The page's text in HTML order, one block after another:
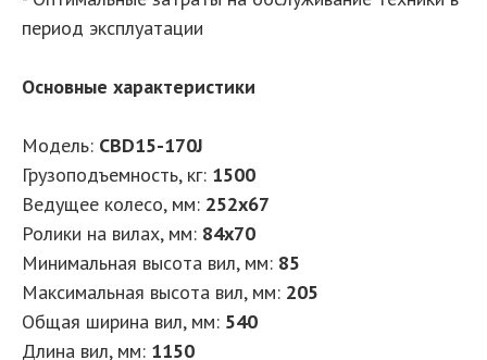
период эксплуатации
Основные характеристики
Модель: CBD15-170J
Грузоподъемность, кг: 1500
Ведущее колесо, мм: 252х67
Ролики на вилах, мм: 84х70
Минимальная высота вил, мм: 85
Максимальная высота вил, мм: 205
Общая ширина вил, мм: 540
Длина вил, мм: 1150